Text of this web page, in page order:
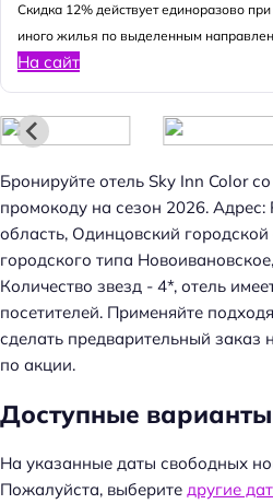
Cкидка 12% действует единоразово
иного жилья по выделенным
На сайт
Бронируйте отель Sky Inn Color
промокоду на сезон 2026. Адрес:
область, Одинцовский городской
городского типа
Количество звезд - 4*, отель
посетителей. Применяйте
сделать предварительный заказ
по акции.
Доступные
На указанные даты свободных
Пожалуйста, выберите другие
Н
а
т
: